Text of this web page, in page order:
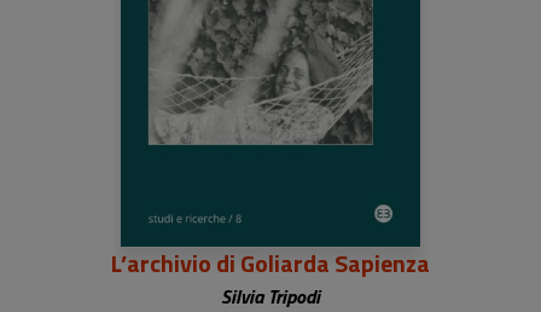
L’archivio di Goliarda Sapienza
Silvia Tripodi